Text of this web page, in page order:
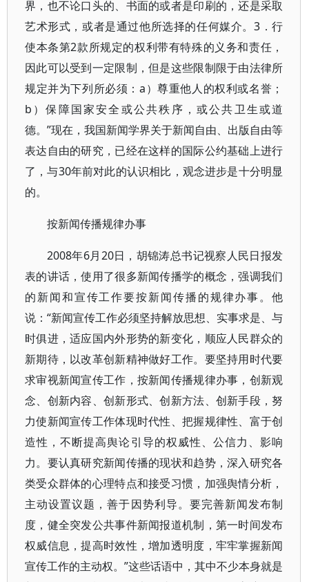
界，也不论口头的、书面的或者是印刷的，还是采取
艺术形式，或者是通过他所选择的任何媒介。3．行
使本条第2款所规定的权利带有特殊的义务和责任，
因此可以受到一定限制，但是这些限制限于由法律所
规定并为下列所必须：a）尊重他人的权利或名誉；
b）保障国家安全或公共秩序，或公共卫生或道
德。”现在，我国新闻学界关于新闻自由、出版自由等
表达自由的研究，已经在这样的国际公约基础上进行
了，与30年前对此的认识相比，观念进步是十分明显
的。
按新闻传播规律办事
2008年6月20日，胡锦涛总书记视察人民日报发
表的讲话，使用了很多新闻传播学的概念，强调我们
的新闻和宣传工作要按新闻传播的规律办事。他
说：“新闻宣传工作必须坚持解放思想、实事求是、与
时俱进，适应国内外形势的新变化，顺应人民群众的
新期待，以改革创新精神做好工作。要坚持用时代要
求审视新闻宣传工作，按新闻传播规律办事，创新观
念、创新内容、创新形式、创新方法、创新手段，努
力使新闻宣传工作体现时代性、把握规律性、富于创
造性，不断提高舆论引导的权威性、公信力、影响
力。要认真研究新闻传播的现状和趋势，深入研究各
类受众群体的心理特点和接受习惯，加强舆情分析，
主动设置议题，善于因势利导。要完善新闻发布制
度，健全突发公共事件新闻报道机制，第一时间发布
权威信息，提高时效性，增加透明度，牢牢掌握新闻
宣传工作的主动权。”这些话语中，其中不少本身就是